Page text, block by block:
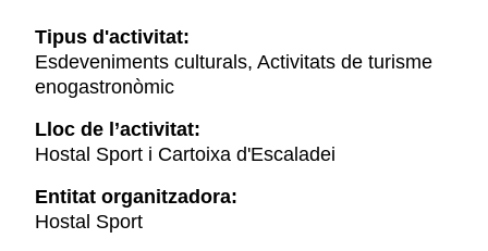
Tipus d'activitat:
Esdeveniments culturals, Activitats de turisme
enogastronòmic
Lloc de l’activitat:
Hostal Sport i Cartoixa d'Escaladei
Entitat organitzadora:
Hostal Sport